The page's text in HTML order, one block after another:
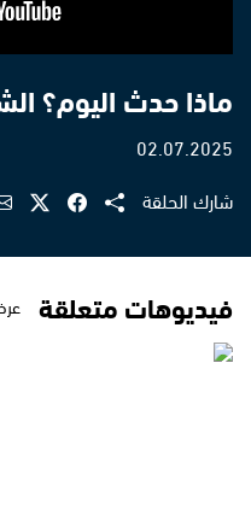
ماذا حدث اليوم؟
02.07.2025
شارك الحلقة
فيديوهات متعلقة